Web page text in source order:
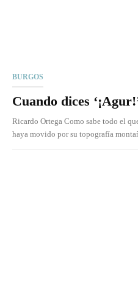
BURGOS
Cuando dices
Ricardo Ortega Como sabe todo el que haya vivido en el País Vasco o se
haya movido por su topografía